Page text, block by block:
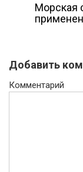
Морская
Добавить
Комментарий